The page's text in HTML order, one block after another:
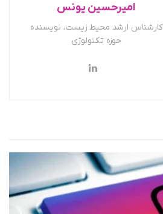
امیرحسین یونس
کارشناس ارشد محیط زیست، نویسنده
حوزه تکنولوژی